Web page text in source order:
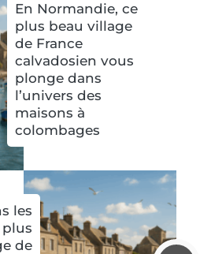
En Normandie, ce
plus beau village
de France
calvadosien vous
plonge dans
l’univers des
maisons à
colombages
les
plus
de